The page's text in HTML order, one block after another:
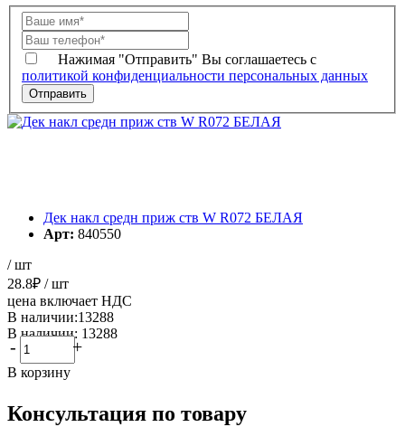
Нажимая "Отправить" Вы соглашаетесь с
политикой конфиденциальности персональных данных
Дек накл средн приж ств W R072 БЕЛАЯ
Арт: 840550
/ шт
28.8₽ / шт
цена включает НДС
В наличии:13288
В наличии: 13288
- +
В корзину
Консультация по товару